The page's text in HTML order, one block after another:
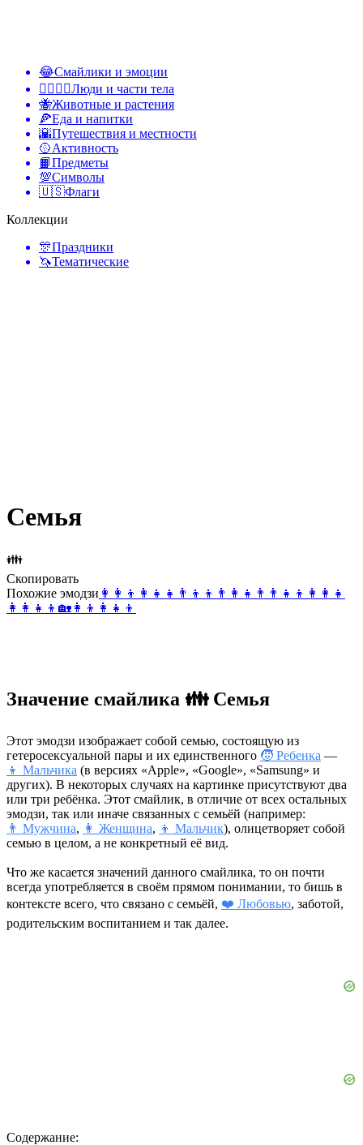
😂Смайлики и эмоции
👩‍❤️‍💋‍👨Люди и части тела
🐝Животные и растения
🍕Еда и напитки
🌇Путешествия и местности
🥎Активность
📙Предметы
💯Символы
🇺🇸Флаги
Коллекции
🎊Праздники
🦄Тематические
Семья
👪
Скопировать
Похожие эмодзи 👩‍👩‍👦 👩‍👧‍👧 👨‍👦‍👦 👨‍👩‍👧 👨‍👨‍👧‍👦 👩‍👩‍👧
👩‍👩‍👧‍👦 🏡 👩‍👦 👩‍👧‍👦
Значение смайлика 👪 Семья
Этот эмодзи изображает собой семью, состоящую из
гетеросексуальной пары и их единственного 🧒 Ребенка —
👦 Мальчика (в версиях «Apple», «Google», «Samsung» и
других). В некоторых случаях на картинке присутствуют два
или три ребёнка. Этот смайлик, в отличие от всех остальных
эмодзи, так или иначе связанных с семьёй (например:
👨 Мужчина, 👩 Женщина, 👦 Мальчик), олицетворяет собой
семью в целом, а не конкретный её вид.
Что же касается значений данного смайлика, то он почти
всегда употребляется в своём прямом понимании, то бишь в
контексте всего, что связано с семьёй, ❤️ Любовью, заботой,
родительским воспитанием и так далее.
Содержание: